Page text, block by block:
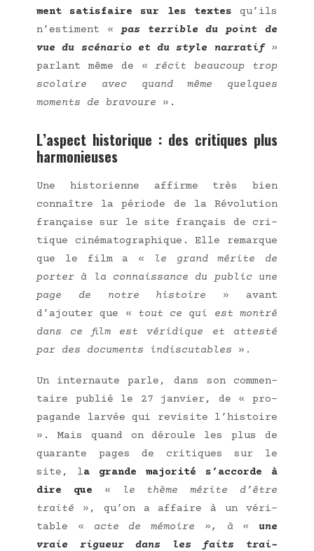
ment satis­faire sur les textes qu’ils
n’estiment « pas ter­rible du point de
vue du scé­na­rio et du style nar­ra­tif »
par­lant même de «récit beau­coup trop
sco­laire avec quand même quelques
moments de bra­voure ».
L’aspect historique : des critiques plus
harmonieuses
Une his­to­rienne affirme très bien
connaître la période de la Révo­lu­tion
fran­çaise sur le site fran­çais de cri­
tique ciné­ma­to­gra­phique. Elle remarque
que le film a «
le grand mérite de
por­ter à la connais­sance du public une
page de notre his­toire » avant
d’ajouter que « tout ce qui est mon­tré
dans ce film est véri­dique et attes­té
par des docu­ments indis­cu­tables ».
Un inter­naute parle, dans son com­men­
taire publié le 27 jan­vier, de « pro­
pa­gande lar­vée qui revi­site l’histoire
». Mais quand on déroule les plus de
qua­rante pages de cri­tiques sur le
site, la grande majo­ri­té s’accorde à
dire que «
le thème mérite d’être
trai­té », qu’on a affaire à un véri­
table « acte de mémoire », à « une
vraie rigueur dans les faits trai­